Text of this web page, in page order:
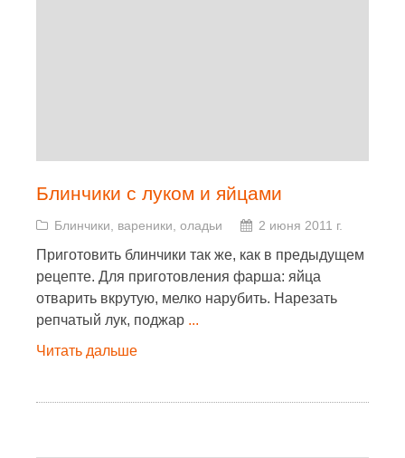
Блинчики с луком и яйцами
Блинчики, вареники, оладьи 2 июня 2011 г.
Приготовить блинчики так же, как в предыдущем
рецепте. Для приготовления фарша: яйца
отварить вкрутую, мелко нарубить. Нарезать
репчатый лук, поджар ...
Читать дальше